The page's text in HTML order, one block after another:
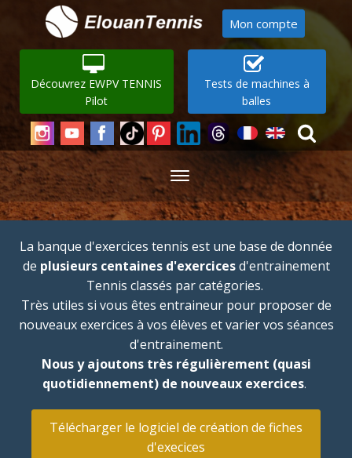
Mon compte
Découvrez EWPV TENNIS
Pilot
Tests de machines à
balles
La banque d'exercices tennis est une base de donnée
de plusieurs centaines d'exercicesd'entrainement
Tennis classés par catégories.
Très utiles si vous êtes entraineur pour proposer de
nouveaux exercices à vos élèves et varier vos séances
d'entrainement.
Nous y ajoutons très régulièrement (quasi
quotidiennement) de nouveaux exercices.
Télécharger le logiciel de création de fiches
d'execices